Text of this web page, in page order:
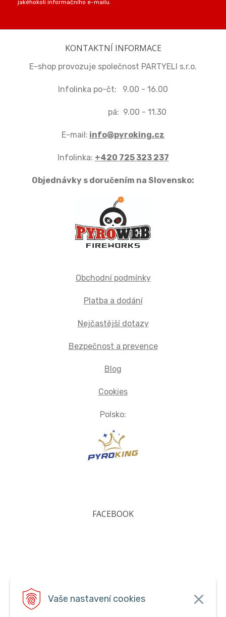
Vaše nastavení cookies
jakéhokoli informačního e-mailu.
KONTAKTNÍ INFORMACE
E-shop provozuje společnost PARTYELI s.r.o.
Infolinka po-čt: 9.00 - 16.00
pá: 9.00 - 11.30
E-mail: info@pyroking.cz
Infolinka: +420 725 323 237
Objednávky s doručením na Slovensko:
Obchodní podmínky
Platba a dodání
Nejčastější dotazy
Bezpečnost a prevence
Blog
Cookies
Polsko:
FACEBOOK